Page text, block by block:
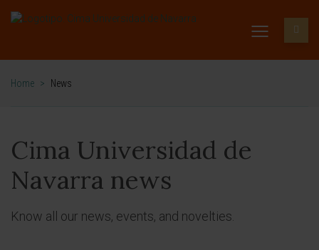
Home > News
Cima Universidad de
Navarra news
Know all our news, events, and novelties.